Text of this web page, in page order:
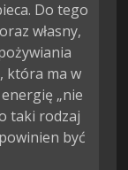
Do tego
własny,
która ma w
„nie
taki rodzaj
być